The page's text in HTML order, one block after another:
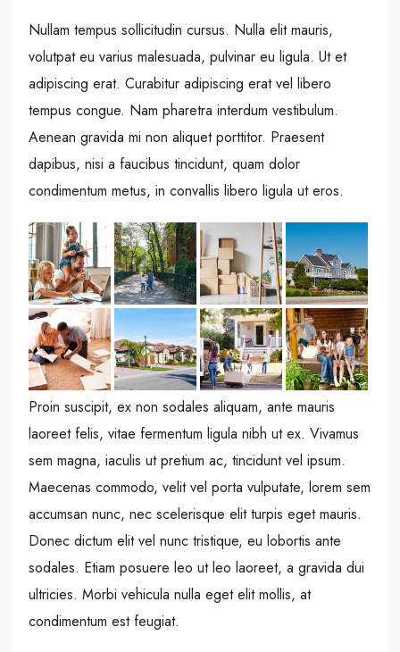
Nullam tempus sollicitudin cursus. Nulla elit mauris,
volutpat eu varius malesuada, pulvinar eu ligula. Ut et
adipiscing erat. Curabitur adipiscing erat vel libero
tempus congue. Nam pharetra interdum vestibulum.
Aenean gravida mi non aliquet porttitor. Praesent
dapibus, nisi a faucibus tincidunt, quam dolor
condimentum metus, in convallis libero ligula ut eros.
Proin suscipit, ex non sodales aliquam, ante mauris
laoreet felis, vitae fermentum ligula nibh ut ex. Vivamus
sem magna, iaculis ut pretium ac, tincidunt vel ipsum.
Maecenas commodo, velit vel porta vulputate, lorem sem
accumsan nunc, nec scelerisque elit turpis eget mauris.
Donec dictum elit vel nunc tristique, eu lobortis ante
sodales. Etiam posuere leo ut leo laoreet, a gravida dui
ultricies. Morbi vehicula nulla eget elit mollis, at
condimentum est feugiat.